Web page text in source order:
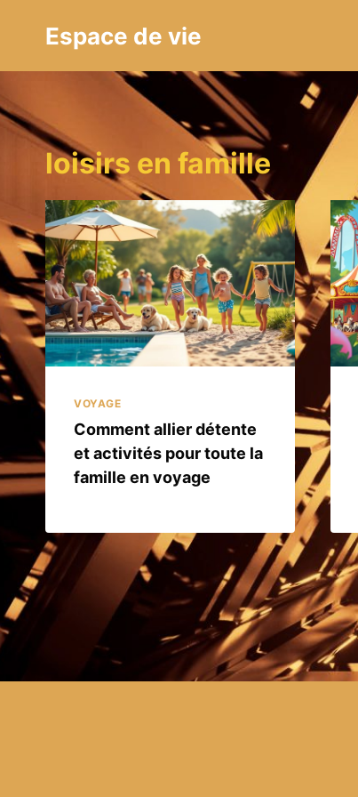
Espace de vie
loisirs en famille
VOYAGE
Comment allier détente
et activités pour toute la
famille en voyage